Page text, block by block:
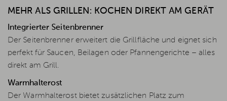
MEHR ALS GRILLEN: KOCHEN DIREKT AM GERÄT
Integrierter Seitenbrenner
Der Seitenbrenner erweitert die Grillfläche und eignet sich
perfekt für Saucen, Beilagen oder Pfannengerichte – alles
direkt am Grill.
Warmhalterost
Der Warmhalterost bietet zusätzlichen Platz zum